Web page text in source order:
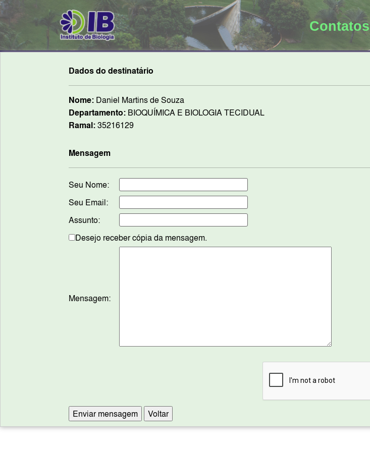
Contatos
Dados do destinatário
Nome:Daniel Martins de Souza
Departamento:BIOQUÍMICA E BIOLOGIA TECIDUAL
Ramal:35216129
Mensagem
Seu Nome:
Seu Email:
Assunto:
Desejo receber cópia da mensagem.
Mensagem: